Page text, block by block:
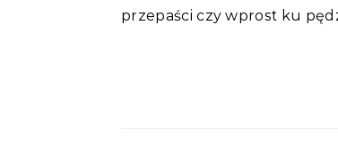
przepaści czy wprost ku